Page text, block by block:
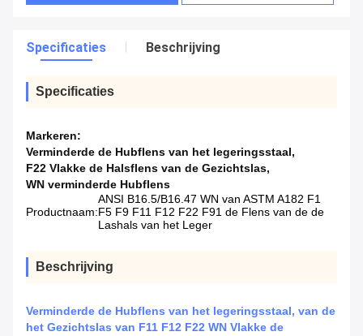
Specificaties Beschrijving
Specificaties
Markeren:
Verminderde de Hubflens van het legeringsstaal,
F22 Vlakke de Halsflens van de Gezichtslas,
WN verminderde Hubflens
Productnaam:
ANSI B16.5/B16.47 WN van ASTM A182 F1
F5 F9 F11 F12 F22 F91 de Flens van de de
Lashals van het Leger
Beschrijving
Verminderde de Hubflens van het legeringsstaal, van de
het Gezichtslas van F11 F12 F22 WN Vlakke de